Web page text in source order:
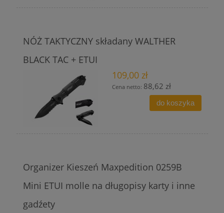
NÓŻ TAKTYCZNY składany WALTHER
BLACK TAC + ETUI
109,00 zł
Cena netto: 88,62 zł
do koszyka
Organizer Kieszeń Maxpedition 0259B
Mini ETUI molle na długopisy karty i inne
gadźety